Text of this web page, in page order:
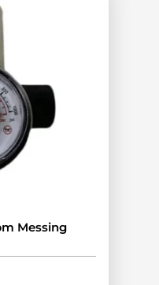
Messing